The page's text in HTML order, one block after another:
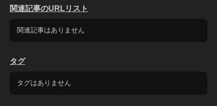
関連記事のURLリスト
関連記事はありません
タグ
タグはありません